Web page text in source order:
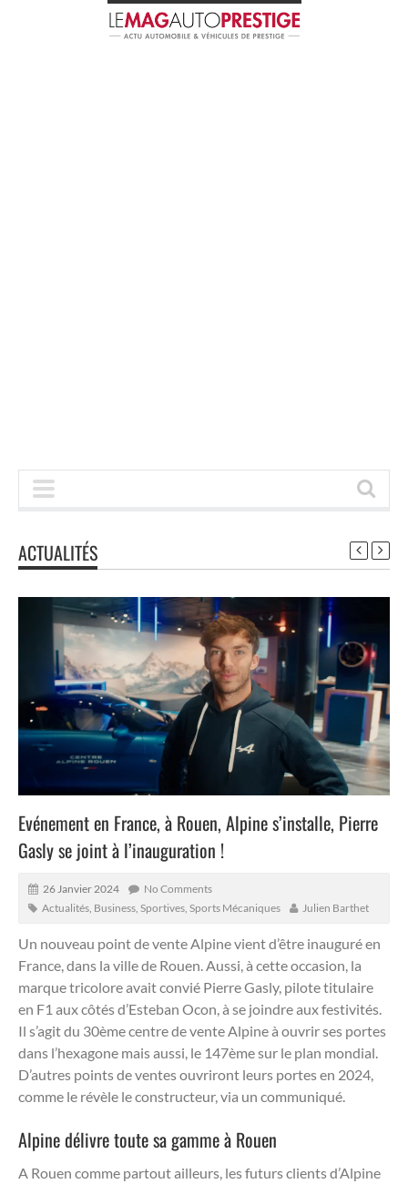
ACTUALITÉS
Evénement en France, à Rouen, Alpine s’installe, Pierre
Gasly se joint à l’inauguration !
26 Janvier 2024
No Comments
Actualités Business Sportives Sports Mécaniques Julien Barthet
Un nouveau point de vente Alpine vient d’être inauguré en
France, dans la ville de Rouen.Aussi, à cette occasion, la
marque tricolore avait convié Pierre Gasly, pilote titulaire
en F1 aux côtés d’Esteban Ocon, à se joindre aux festivités.
Il s’agit du 30ème centre de vente Alpine à ouvrir ses portes
dans l’hexagone mais aussi, le 147ème sur le plan mondial.
D’autres points de ventes ouvriront leurs portes en 2024,
comme le révèle le constructeur, via un communiqué.
Alpine délivre toute sa gamme à Rouen
A Rouen comme partout ailleurs, les futurs clients d’Alpine